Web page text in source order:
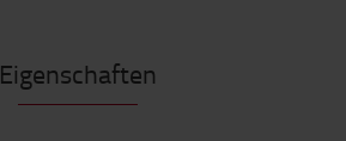
Eigenschaften